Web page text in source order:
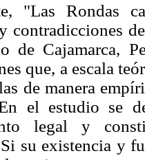
"Las Rondas
contradicciones
de Cajamarca,
que, a escala
de manera
el estudio se
legal y
Si su existencia y